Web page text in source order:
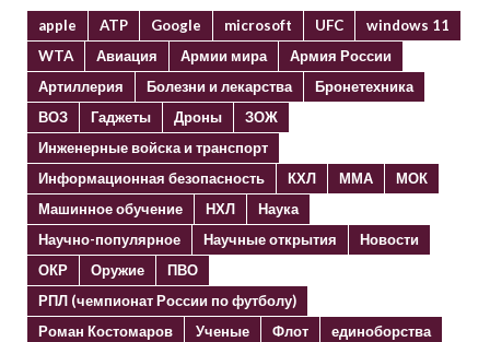
apple ATP Google microsoft UFC
windows 11
WTA
Авиация Армии мира
Армия России
Артиллерия
Болезни и лекарства
Бронетехника
ВОЗ
Гаджеты Дроны
ЗОЖ
Инженерные войска и транспорт
Информационная безопасность
КХЛ ММА
МОК
Машинное обучение
НХЛ
Наука
Научно-популярное
Научные открытия
Новости
ОКР
Оружие
ПВО
РПЛ (чемпионат России по футболу)
Роман Костомаров
Ученые Флот
единоборства